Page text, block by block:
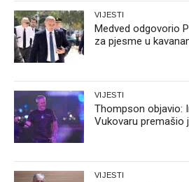
VIJESTI
Medved odgovorio
za pjesme u
VIJESTI
Thompson objavio:
Vukovaru premašio
VIJESTI